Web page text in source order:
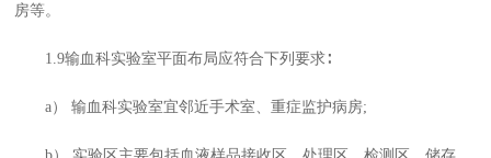
房等。
1.9输血科实验室平面布局应符合下列要求∶
a） 输血科实验室宜邻近手术室、重症监护病房;